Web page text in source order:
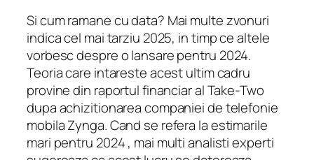
Si cum ramane cu data? Mai multe zvonuri
indica cel mai tarziu 2025, in timp ce altele
vorbesc despre o lansare pentru 2024.
Teoria care intareste acest ultim cadru
provine din raportul financiar al Take-Two
dupa achizitionarea companiei de telefonie
mobila Zynga. Cand se refera la estimarile
mari pentru 2024 , mai multi analisti experti